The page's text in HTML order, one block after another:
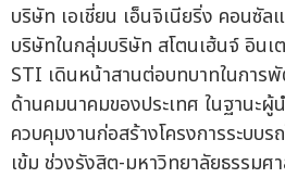
บริษัท เอเชี่ยน เอ็นจิเนียริ่ง คอนซั
บริษัทในกลุ่มบริษัท สโตนเฮ้นจ์ อิน
STI เดินหน้าสานต่อบทบาทในการ
ด้านคมนาคมของประเทศ ในฐานะ
ควบคุมงานก่อสร้างโครงการระบบ
เข้ม ช่วงรังสิต-มหาวิทยาลัยธรรม